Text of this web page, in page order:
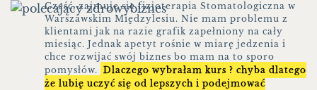
Cześć, zajmuje się fizjoterapia Stomatologiczna w
Warszawskim Międzylesiu. Nie mam problemu z
klientami jak na razie grafik zapełniony na cały
miesiąc. Jednak apetyt rośnie w miarę jedzenia i
chce rozwijać swój biznes bo mam na to sporo
pomysłów. Dlaczego wybrałam kurs ? chyba dlatego
że lubię uczyć się od lepszych i podejmować